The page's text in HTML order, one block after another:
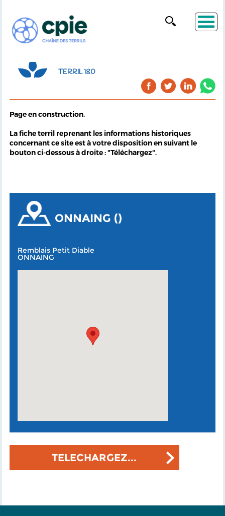
TERRIL 180
Page en construction.
La fiche terril reprenant les informations historiques
concernant ce site est à votre disposition en suivant le
bouton ci-dessous à droite : "Téléchargez".
ONNAING ()
Remblais Petit Diable
ONNAING
TELECHARGEZ...